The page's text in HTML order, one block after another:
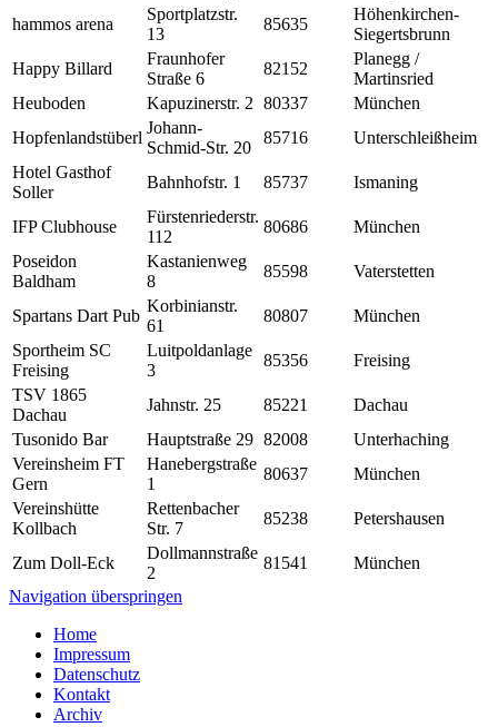
hammos arena
Sportplatzstr.
13
85635
Höhenkirchen-
Siegertsbrunn
Happy Billard
Fraunhofer
Straße 6
82152
Planegg /
Martinsried
Heuboden
Kapuzinerstr. 2 80337
München
Hopfenlandstüberl
Johann-
Schmid-Str. 20
85716
Unterschleißheim
Hotel Gasthof
Soller
Bahnhofstr. 1 85737 Ismaning
IFP Clubhouse
Fürstenriederstr.
112
80686
München
Poseidon
Baldham
Kastanienweg
8
85598 Vaterstetten
Spartans Dart Pub
Korbinianstr.
61
80807
München
Sportheim SC
Freising
Luitpoldanlage
3
85356
Freising
TSV 1865
Dachau
Jahnstr. 25 85221
Dachau
Tusonido Bar
Hauptstraße 29 82008
Unterhaching
Vereinsheim FT
Gern
Hanebergstraße
1
80637
München
Vereinshütte
Kollbach
Rettenbacher
Str. 7
85238 Petershausen
Zum Doll-Eck
Dollmannstraße
2
81541
München
Navigation überspringen
Home
Impressum
Datenschutz
Kontakt
Archiv